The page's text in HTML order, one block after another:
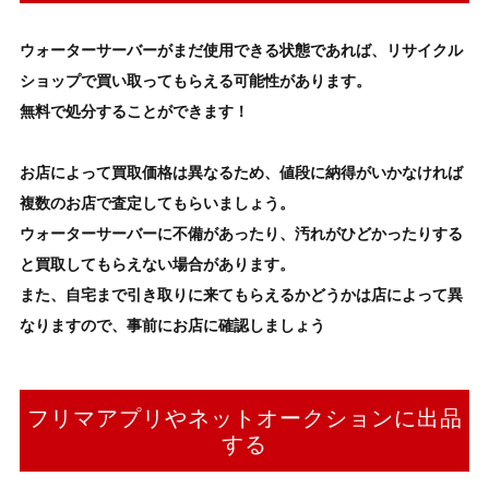
ウォーターサーバーがまだ使用できる状態であれば、リサイクル
ショップで買い取ってもらえる可能性があります。
無料で処分することができます！
お店によって買取価格は異なるため、値段に納得がいかなければ
複数のお店で査定してもらいましょう。
ウォーターサーバーに不備があったり、汚れがひどかったりする
と買取してもらえない場合があります。
また、自宅まで引き取りに来てもらえるかどうかは店によって異
なりますので、事前にお店に確認しましょう
フリマアプリやネットオークションに出品
する